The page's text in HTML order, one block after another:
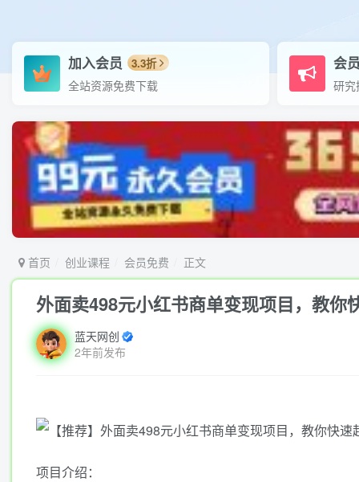
加入会员 3.3折
全站资源免费下载
会
研究
首页 创业课程 会员免费 正文
外面卖498元小红书商单变现项目，教你
蓝天网创
2年前发布
项目介绍：